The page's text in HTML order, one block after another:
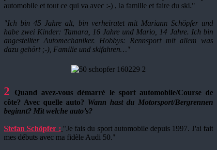
automobile et tout ce qui va avec :-) , la famille et faire du ski."
"Ich bin 45 Jahre alt, bin verheiratet mit Mariann Schöpfer und
habe zwei Kinder: Tamara, 16 Jahre und Mario, 14 Jahre. Ich bin
angestellter Automechaniker. Hobbys: Rennsport mit allem was
dazu gehört ;-), Familie und skifahren…"
2
Quand avez-vous démarré le sport automobile/Course de
côte? Avec quelle auto? Wann hast du Motorsport/Bergrennen
beginnt? Mit welche auto’s?
Stefan Schöpfer : "Je fais du sport automobile depuis 1997. J'ai fait
mes débuts avec ma fidèle Audi 50."